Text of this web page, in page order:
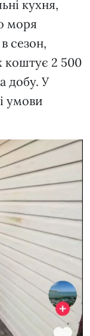
кухня,
моря
сезон,
коштує 2 500
добу. У
умови